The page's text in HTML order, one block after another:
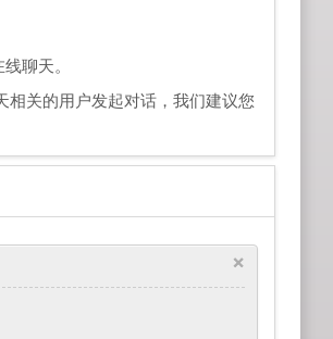
聊天。
关的用户发起对话，我们建议您
×